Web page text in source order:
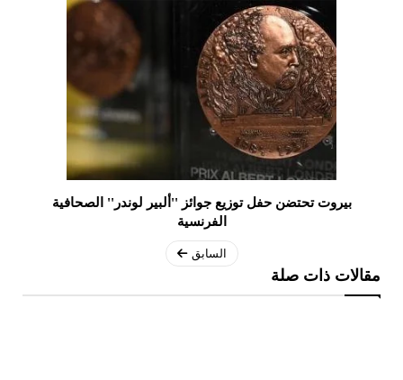
بيروت تحتضن حفل توزيع جوائز ''ألبير لوندر'' الصحافية
الفرنسية
السابق
مقالات ذات صلة